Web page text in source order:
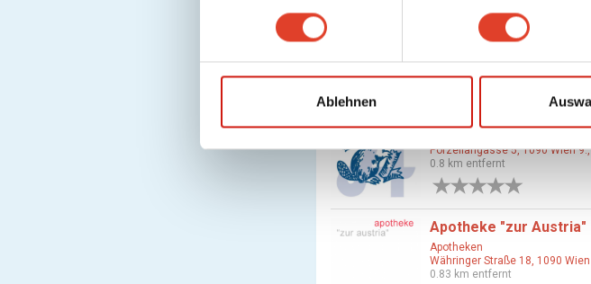
g
Ablehnen
Alserbachstraße 24, 1090
0
Porzellangasse 5, 1090 Wien
0.8 km entfernt
Apotheke "zur Austria"
Apotheken
Währinger Straße 18, 1090
0.83 km entfernt